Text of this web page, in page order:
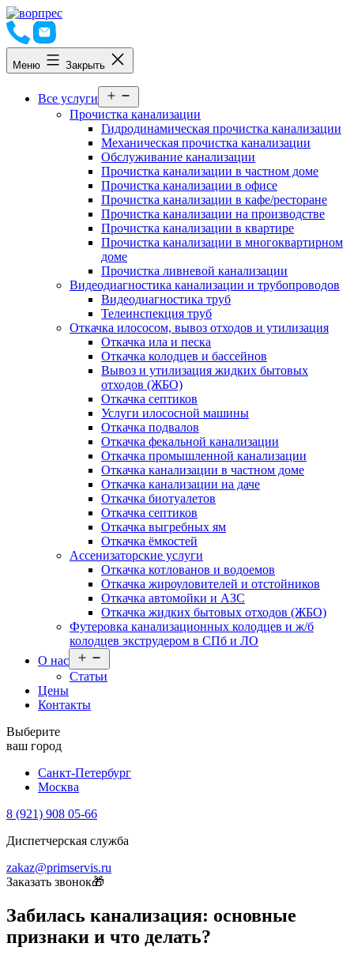
Перейти
к
содержимому
Меню Закрыть
Все услуги
меню
Прочистка канализации
Гидродинамическая прочистка канализации
Механическая прочистка канализации
Обслуживание канализации
Прочистка канализации в частном доме
Прочистка канализации в офисе
Прочистка канализации в кафе/ресторане
Прочистка канализации на производстве
Прочистка канализации в квартире
Прочистка канализации в многоквартирном
доме
Прочистка ливневой канализации
Видеодиагностика канализации и трубопроводов
Видеодиагностика труб
Телеинспекция труб
Откачка илососом, вывоз отходов и утилизация
Откачка ила и песка
Откачка колодцев и бассейнов
Вывоз и утилизация жидких бытовых
отходов (ЖБО)
Откачка септиков
Услуги илососной машины
Откачка подвалов
Откачка фекальной канализации
Откачка промышленной канализации
Откачка канализации в частном доме
Откачка канализации на даче
Откачка биотуалетов
Откачка септиков
Откачка выгребных ям
Откачка ёмкостей
Ассенизаторские услуги
Откачка котлованов и водоемов
Откачка жироуловителей и отстойников
Откачка автомойки и АЗС
Откачка жидких бытовых отходов (ЖБО)
Футеровка канализационных колодцев и ж/б
колодцев экструдером в СПб и ЛО
О нас
меню
Статьи
Цены
Контакты
Выберите
ваш город
Санкт-Петербург
Москва
8 (921) 908 05-66
Диспетчерская служба
zakaz@primservis.ru
Заказать звонок🎁
Забилась канализация: основные
признаки и что делать?